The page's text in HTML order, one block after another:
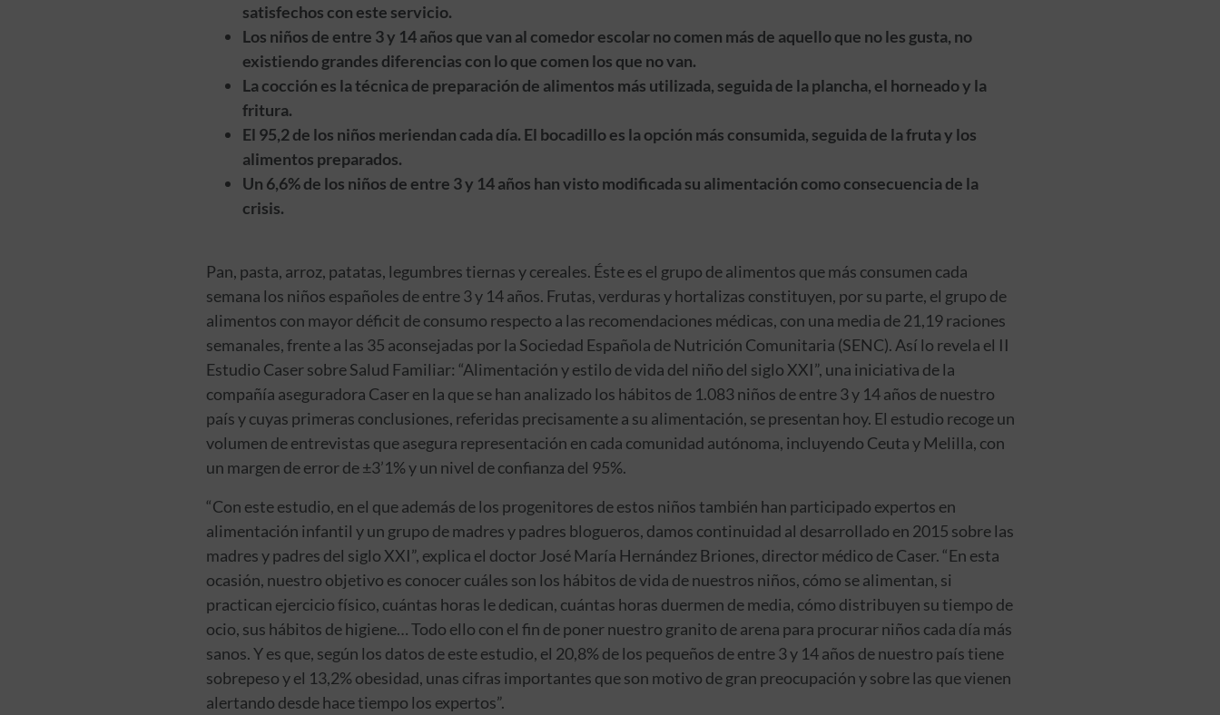
satisfechos con este servicio.
Los niños de entre 3 y 14 años que van al comedor escolar no comen más de aquello que no les gusta, no
existiendo grandes diferencias con lo que comen los que no van.
La cocción es la técnica de preparación de alimentos más utilizada, seguida de la plancha, el horneado y la
fritura.
El 95,2 de los niños meriendan cada día. El bocadillo es la opción más consumida, seguida de la fruta y los
alimentos preparados.
Un 6,6% de los niños de entre 3 y 14 años han visto modificada su alimentación como consecuencia de la
crisis.
Pan, pasta, arroz, patatas, legumbres tiernas y cereales. Éste es el grupo de alimentos que más consumen cada
semana los niños españoles de entre 3 y 14 años. Frutas, verduras y hortalizas constituyen, por su parte, el grupo de
alimentos con mayor déficit de consumo respecto a las recomendaciones médicas, con una media de 21,19 raciones
semanales, frente a las 35 aconsejadas por la Sociedad Española de Nutrición Comunitaria (SENC). Así lo revela el II
Estudio Caser sobre Salud Familiar: “Alimentación y estilo de vida del niño del siglo XXI”, una iniciativa de la
compañía aseguradora Caser en la que se han analizado los hábitos de 1.083 niños de entre 3 y 14 años de nuestro
país y cuyas primeras conclusiones, referidas precisamente a su alimentación, se presentan hoy. El estudio recoge un
volumen de entrevistas que asegura representación en cada comunidad autónoma, incluyendo Ceuta y Melilla, con
un margen de error de ±3’1% y un nivel de confianza del 95%.
“Con este estudio, en el que además de los progenitores de estos niños también han participado expertos en
alimentación infantil y un grupo de madres y padres blogueros, damos continuidad al desarrollado en 2015 sobre las
madres y padres del siglo XXI”, explica el doctor José María Hernández Briones, director médico de Caser. “En esta
ocasión, nuestro objetivo es conocer cuáles son los hábitos de vida de nuestros niños, cómo se alimentan, si
practican ejercicio físico, cuántas horas le dedican, cuántas horas duermen de media, cómo distribuyen su tiempo de
ocio, sus hábitos de higiene… Todo ello con el fin de poner nuestro granito de arena para procurar niños cada día más
sanos. Y es que, según los datos de este estudio, el 20,8% de los pequeños de entre 3 y 14 años de nuestro país tiene
sobrepeso y el 13,2% obesidad, unas cifras importantes que son motivo de gran preocupación y sobre las que vienen
alertando desde hace tiempo los expertos”.